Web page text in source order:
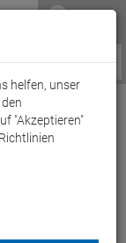
Service / Hilfe
aqua
helfen, unser
"Akzeptieren"